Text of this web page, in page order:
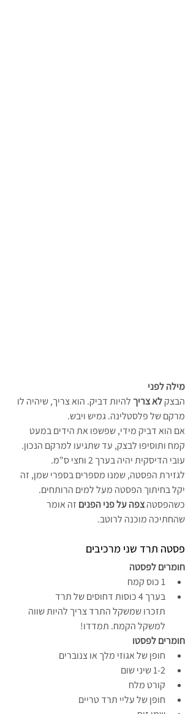
מילה לפני
הבצק לא צריך להיות דביק. הוא צריך, שיהיה לו
מרקם של פלסטלינה. גמיש ויבש.
אם הוא דביק מידי, שפשפו את הידים במעט
קמח ותוסיפו לבצק, עד שתגיעו למרקם הנכון.
עובי הדיסקית יהיה בערך 2 וחצי ס"מ.
לגזירת הפסטה, שמנו מספרים בספרי שמן, זה
יקל בחיתוך הפסטה מעל למים הרותחים.
כשהפסטה צפה על פני הפנים זה אומר
שהחתיכה מוכנה לרוטב.
פסטה תרד שני מרכיבים
חומרים לפסטה
1 כוס קמח
בערך 4 כוסות דחוסים של תרד
תזכרו שמשקל התרד צריך להיות שווה
למשקל הקמח. תמדדו!
חומרים לפסטו
חופן של אגוזי מלך או צנוברים
1-2 שיני שום
קורט מלח
חופן של עליי תרד טריים